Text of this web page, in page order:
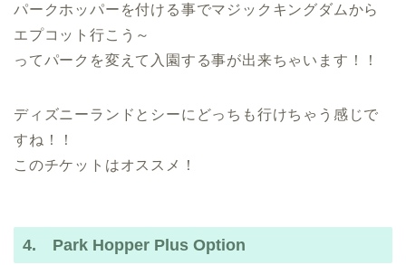
パークホッパーを付ける事でマジックキングダムから
エプコット行こう～
ってパークを変えて入園する事が出来ちゃいます！！
ディズニーランドとシーにどっちも行けちゃう感じで
すね！！
このチケットはオススメ！
4. Park Hopper Plus Option